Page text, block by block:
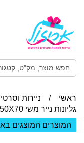
ראשי / ניירות
גליונות נייר משי 50X70 סמ צבע כחול רויאל
המוצרים המוצגים